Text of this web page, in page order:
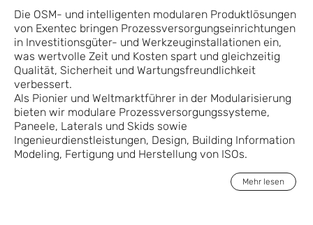
Die OSM- und intelligenten modularen Produktlösungen
von Exentec bringen Prozessversorgungseinrichtungen
in Investitionsgüter- und Werkzeuginstallationen ein,
was wertvolle Zeit und Kosten spart und gleichzeitig
Qualität, Sicherheit und Wartungsfreundlichkeit
verbessert.
Als Pionier und Weltmarktführer in der Modularisierung
bieten wir modulare Prozessversorgungssysteme,
Paneele, Laterals und Skids sowie
Ingenieurdienstleistungen, Design, Building Information
Modeling, Fertigung und Herstellung von ISOs.
Mehr lesen